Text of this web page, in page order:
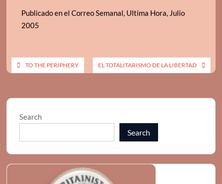
Publicado en el Correo Semanal, Ultima Hora, Julio
2005
PostTO THE PERIPHERY EL TOTALITARISMO DE LA LIBERTAD
Search
Search